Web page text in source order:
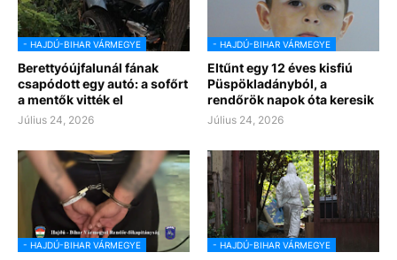
- HAJDÚ-BIHAR VÁRMEGYE
Berettyóújfalunál fának
csapódott egy autó: a sofőrt
a mentők vitték el
Július 24, 2026
- HAJDÚ-BIHAR VÁRMEGYE
Eltűnt egy 12 éves kisfiú
Püspökladányból, a
rendőrök napok óta keresik
Július 24, 2026
- HAJDÚ-BIHAR VÁRMEGYE - HAJDÚ-BIHAR VÁRMEGYE